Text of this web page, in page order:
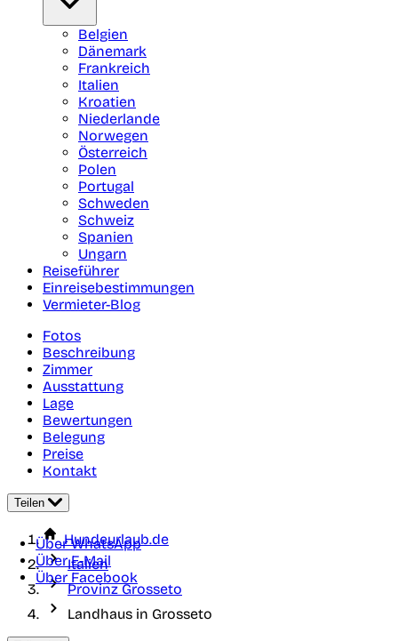
Belgien
Dänemark
Frankreich
Italien
Kroatien
Niederlande
Norwegen
Österreich
Polen
Portugal
Schweden
Schweiz
Spanien
Ungarn
Reiseführer
Einreisebestimmungen
Vermieter-Blog
Fotos
Beschreibung
Zimmer
Ausstattung
Lage
Bewertungen
Belegung
Preise
Kontakt
Teilen
Über WhatsApp
Über E-Mail
Über Facebook
Hundeurlaub.de
Italien
Provinz Grosseto
Landhaus in Grosseto